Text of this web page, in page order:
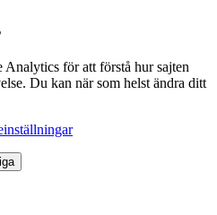
för att förstå hur sajten
Du kan när som helst ändra ditt